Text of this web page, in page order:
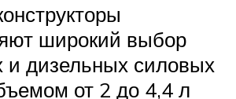
широкий выбор
и дизельных силовых
от 2 до 4,4 л